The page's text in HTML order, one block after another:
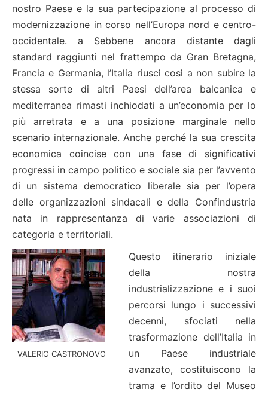
nostro Paese e la sua partecipazione al processo di
modernizzazione in corso nell’Europa nord e centro-
occidentale. a Sebbene ancora distante dagli
standard raggiunti nel frattempo da Gran Bretagna,
Francia e Germania, l’Italia riuscì così a non subire la
stessa sorte di altri Paesi dell’area balcanica e
mediterranea rimasti inchiodati a un’economia per lo
più arretrata e a una posizione marginale nello
scenario internazionale. Anche perché la sua crescita
economica coincise con una fase di significativi
progressi in campo politico e sociale sia per l’avvento
di un sistema democratico liberale sia per l’opera
delle organizzazioni sindacali e della Confindustria
nata in rappresentanza di varie associazioni di
categoria e territoriali.
VALERIO CASTRONOVO
Questo itinerario iniziale
della nostra
industrializzazione e i suoi
percorsi lungo i successivi
decenni, sfociati nella
trasformazione dell’Italia in
un Paese industriale
avanzato, costituiscono la
trama e l’ordito del Museo